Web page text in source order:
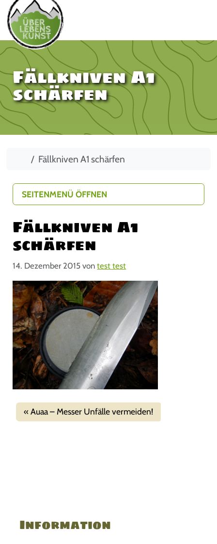
Fällkniven A1
schärfen
StartFällkniven A1 schärfen
Fällkniven A1
schärfen
14. Dezember 2015 vontest test
Auaa – Messer Unfälle vermeiden!
SEITENMENÜ ÖFFNEN
Information